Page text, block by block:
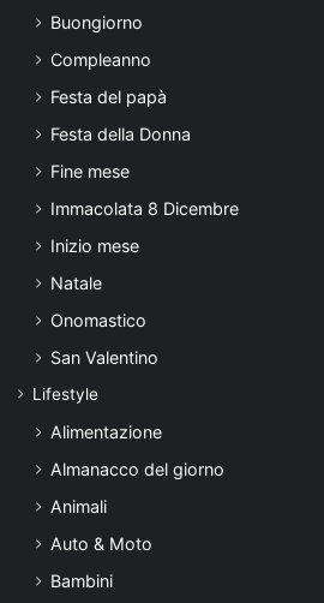
Buongiorno
Compleanno
Festa del papà
Festa della Donna
Fine mese
Immacolata 8 Dicembre
Inizio mese
Natale
Onomastico
San Valentino
Lifestyle
Alimentazione
Almanacco del giorno
Animali
Auto & Moto
Bambini